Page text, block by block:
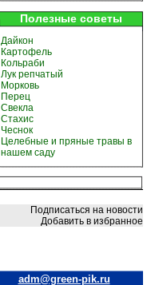
Полезные советы
Дайкон
Картофель
Кольраби
Лук репчатый
Морковь
Перец
Свекла
Стахис
Чеснок
Целебные и пряные травы в
нашем саду
Подписаться на новости
Добавить в избранное
adm@green-pik.ru